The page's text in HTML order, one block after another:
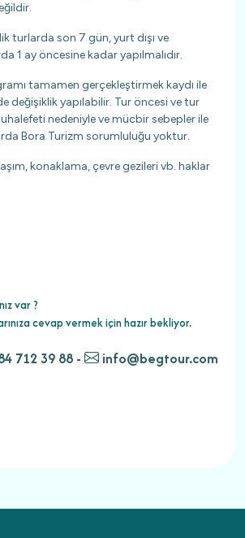
turlarda son 7 gün, yurt dışı ve
1 ay öncesine kadar yapılmalıdır.
tamamen gerçekleştirmek kaydı ile
değişiklik yapılabilir. Tur öncesi ve tur
nedeniyle ve mücbir sebepler ile
Bora Turizm sorumluluğu yoktur.
konaklama, çevre gezileri vb. haklar
var ?
cevap vermek için hazır bekliyor.
712 39 88 - info@begtour.com